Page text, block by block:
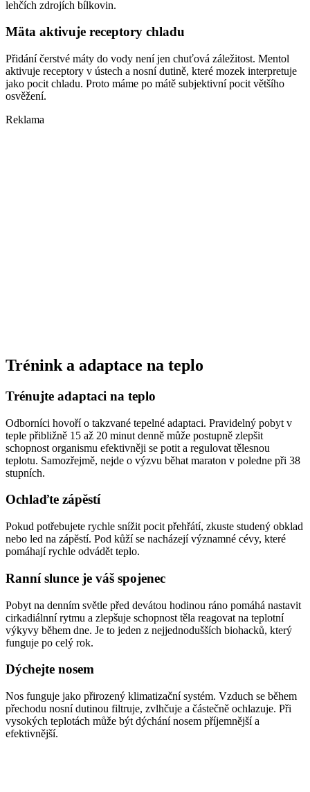
lehčích zdrojích bílkovin.
Mäta aktivuje receptory chladu
Přidání čerstvé máty do vody není jen chuťová záležitost. Mentol
aktivuje receptory v ústech a nosní dutině, které mozek interpretuje
jako pocit chladu. Proto máme po mátě subjektivní pocit většího
osvěžení.
Reklama
Trénink a adaptace na teplo
Trénujte adaptaci na teplo
Odborníci hovoří o takzvané tepelné adaptaci. Pravidelný pobyt v
teple přibližně 15 až 20 minut denně může postupně zlepšit
schopnost organismu efektivněji se potit a regulovat tělesnou
teplotu. Samozřejmě, nejde o výzvu běhat maraton v poledne při 38
stupních.
Ochlaďte zápěstí
Pokud potřebujete rychle snížit pocit přehřátí, zkuste studený obklad
nebo led na zápěstí. Pod kůží se nacházejí významné cévy, které
pomáhají rychle odvádět teplo.
Ranní slunce je váš spojenec
Pobyt na denním světle před devátou hodinou ráno pomáhá nastavit
cirkadiálnní rytmu a zlepšuje schopnost těla reagovat na teplotní
výkyvy během dne. Je to jeden z nejjednodušších biohacků, který
funguje po celý rok.
Dýchejte nosem
Nos funguje jako přirozený klimatizační systém. Vzduch se během
přechodu nosní dutinou filtruje, zvlhčuje a částečně ochlazuje. Při
vysokých teplotách může být dýchání nosem příjemnější a
efektivnější.